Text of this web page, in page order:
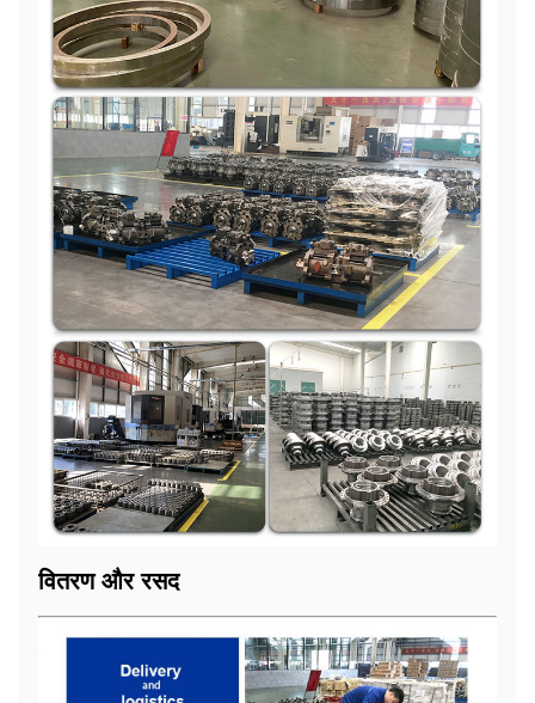
वितरण और रसद